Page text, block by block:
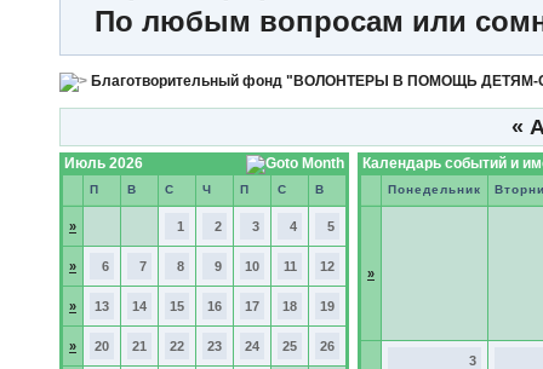
По любым вопросам или
Благотворительный фонд "ВОЛОНТЕРЫ В ПОМОЩЬ
«
Июль 2026
П В С Ч П С В
» 1 2 3 4 5
» 6 7 8 9 10 11 12
» 13 14 15 16 17 18 19
» 20 21 22 23 24 25 26
Календарь событий и
Понедельник
»
3